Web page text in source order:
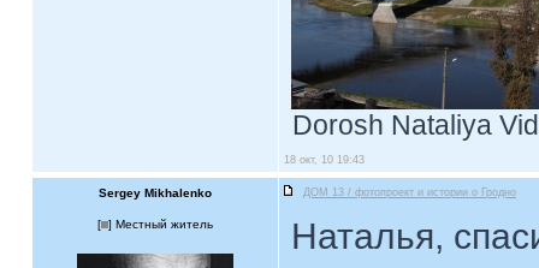
Dorosh Nataliya
18 окт, 10 19:43
Sergey Mikhalenko ДОМ 13 / фотопроект и истории о Гродно
[ ] Местный житель
Наталья,